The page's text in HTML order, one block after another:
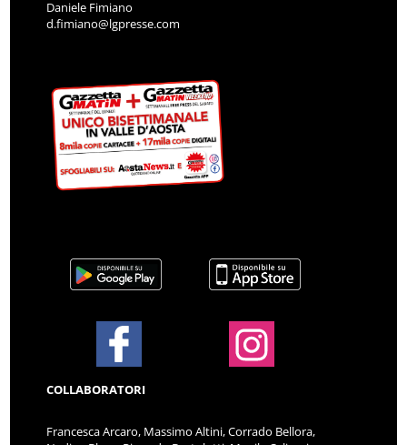
Daniele Fimiano
d.fimiano@lgpresse.com
COLLABORATORI
Francesca Arcaro, Massimo Altini, Corrado Bellora,